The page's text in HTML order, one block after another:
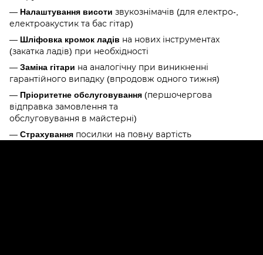
— Налаштування висоти звукознімачів (для електро-,
електроакустик та бас гітар)
— Шліфовка кромок ладів на нових інструментах
(закатка ладів) при необхідності
— Заміна гітари на аналогічну при виникненні
гарантійного випадку (впродовж одного тижня)
— Пріоритетне обслуговування (першочергова
відправка замовлення та
обслуговування в майстерні)
— Страхування посилки на повну вартість